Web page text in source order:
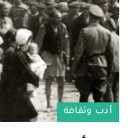
أدب وثقافة